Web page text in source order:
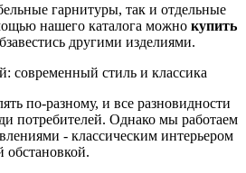
гарнитуры, так и отдельные
нашего каталога можно купить
другими изделиями.
современный стиль и классика
по-разному, и все разновидности
потребителей. Однако мы работаем
- классическим интерьером
обстановкой.